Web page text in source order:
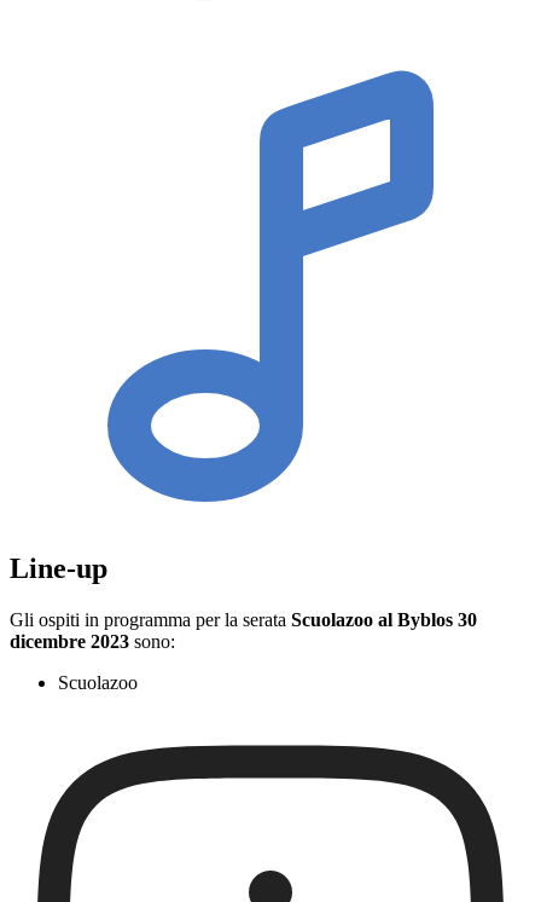
Line-up
Gli ospiti in programma per la serata Scuolazoo al Byblos 30
dicembre 2023 sono:
Scuolazoo